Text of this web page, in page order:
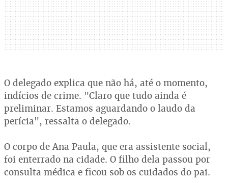
O delegado explica que não há, até o momento,
indícios de crime. "Claro que tudo ainda é
preliminar. Estamos aguardando o laudo da
perícia", ressalta o delegado.
O corpo de Ana Paula, que era assistente social,
foi enterrado na cidade. O filho dela passou por
consulta médica e ficou sob os cuidados do pai.